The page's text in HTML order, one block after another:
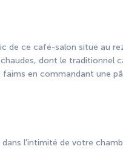
de ce café-salon situé au
dont le traditionnel
en commandant une
l'intimité de votre